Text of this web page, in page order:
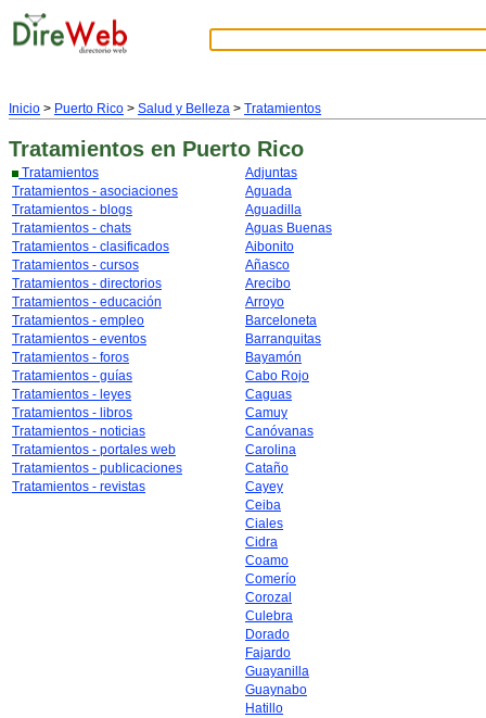
Inicio > Puerto Rico > Salud y Belleza > Tratamientos
Tratamientos en Puerto Rico
Tratamientos
Tratamientos - asociaciones
Tratamientos - blogs
Tratamientos - chats
Tratamientos - clasificados
Tratamientos - cursos
Tratamientos - directorios
Tratamientos - educación
Tratamientos - empleo
Tratamientos - eventos
Tratamientos - foros
Tratamientos - guías
Tratamientos - leyes
Tratamientos - libros
Tratamientos - noticias
Tratamientos - portales web
Tratamientos - publicaciones
Tratamientos - revistas
Adjuntas
Aguada
Aguadilla
Aguas Buenas
Aibonito
Añasco
Arecibo
Arroyo
Barceloneta
Barranquitas
Bayamón
Cabo Rojo
Caguas
Camuy
Canóvanas
Carolina
Cataño
Cayey
Ceiba
Ciales
Cidra
Coamo
Comerío
Corozal
Culebra
Dorado
Fajardo
Guayanilla
Guaynabo
Hatillo